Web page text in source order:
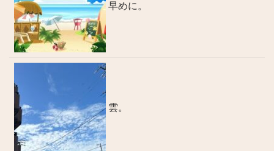
早めに。
雲。